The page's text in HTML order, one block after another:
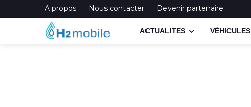
A propos Nous contacter Devenir partenaire
ACTUALITES VÉHICULES